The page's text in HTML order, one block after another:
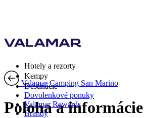
Hotely a rezorty
Kempy
Destinácie
Dovolenkové ponuky
Valamar Rewards
Brandy
Valamar Camping San Marino
Poloha a informácie